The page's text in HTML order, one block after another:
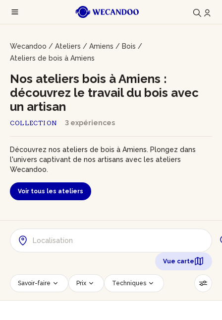
Wecandoo / Ateliers / Amiens / Bois /
Ateliers de bois à Amiens
COLLECTION 3 expériences
Nos ateliers bois à Amiens :
découvrez le travail du bois avec
un artisan
Découvrez nos ateliers de bois à Amiens. Plongez dans
l'univers captivant de nos artisans avec les ateliers
Wecandoo.
Voir tous les ateliers
Vue carte
Savoir-faire Prix Techniques
Date Créneau horaire